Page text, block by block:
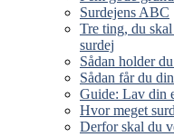
Surdejens ABC
Tre ting, du
surdej
Sådan holder
Sådan får du
Guide: Lav din
Hvor meget
Derfor skal du